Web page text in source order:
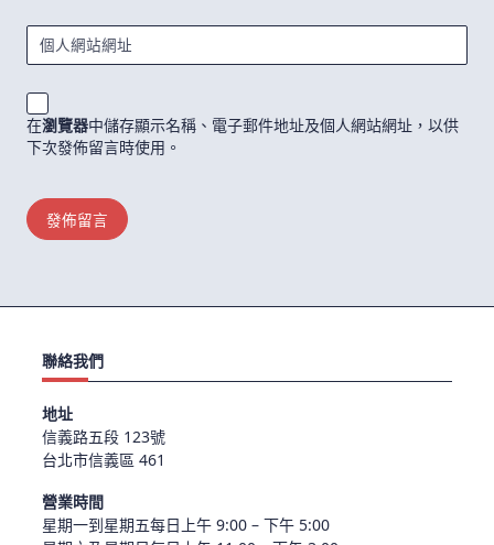
個人網站網址
在瀏覽器中儲存顯示名稱、電子郵件地址及個人網站網址，以供
下次發佈留言時使用。
聯絡我們
地址
信義路五段 123號
台北市信義區 461
營業時間
星期一到星期五每日上午 9:00 – 下午 5:00